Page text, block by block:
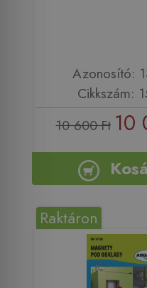
Azonosító:
Cikkszám:
10 600 Ft 10
Raktáron